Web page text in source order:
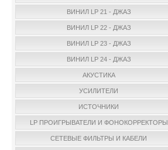
ВИНИЛ LP 21 - ДЖАЗ
ВИНИЛ LP 22 - ДЖАЗ
ВИНИЛ LP 23 - ДЖАЗ
ВИНИЛ LP 24 - ДЖАЗ
АКУСТИКА
УСИЛИТЕЛИ
ИСТОЧНИКИ
LP ПРОИГРЫВАТЕЛИ И ФОНОКОРРЕКТОРЫ
СЕТЕВЫЕ ФИЛЬТРЫ И КАБЕЛИ